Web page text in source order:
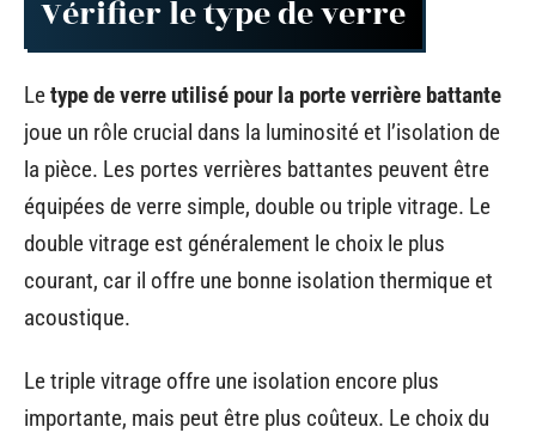
Vérifier le type de verre
Letype de verre utilisé pour la porte verrière battante
joue un rôle crucial dans la luminosité et l’isolation de
la pièce. Les portes verrières battantes peuvent être
équipées de verre simple, double ou triple vitrage. Le
double vitrage est généralement le choix le plus
courant, car il offre une bonne isolation thermique et
acoustique.
Le triple vitrage offre une isolation encore plus
importante, mais peut être plus coûteux. Le choix du